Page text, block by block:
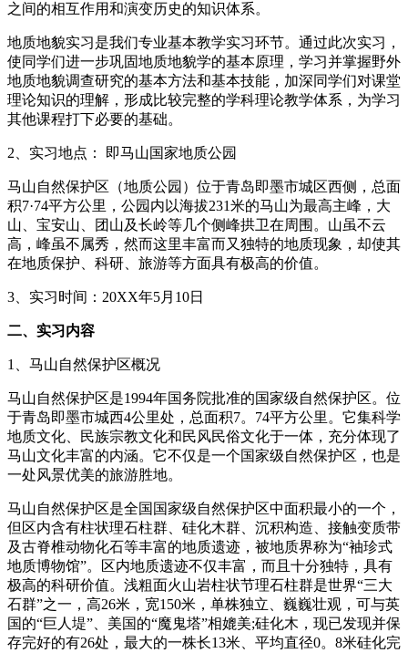
之间的相互作用和演变历史的知识体系。
地质地貌实习是我们专业基本教学实习环节。通过此次实习，
使同学们进一步巩固地质地貌学的基本原理，学习并掌握野外
地质地貌调查研究的基本方法和基本技能，加深同学们对课堂
理论知识的理解，形成比较完整的学科理论教学体系，为学习
其他课程打下必要的基础。
2、实习地点： 即马山国家地质公园
马山自然保护区（地质公园）位于青岛即墨市城区西侧，总面
积7·74平方公里，公园内以海拔231米的马山为最高主峰，大
山、宝安山、团山及长岭等几个侧峰拱卫在周围。山虽不云
高，峰虽不属秀，然而这里丰富而又独特的地质现象，却使其
在地质保护、科研、旅游等方面具有极高的价值。
3、实习时间：20XX年5月10日
二、实习内容
1、马山自然保护区概况
马山自然保护区是1994年国务院批准的国家级自然保护区。位
于青岛即墨市城西4公里处，总面积7。74平方公里。它集科学
地质文化、民族宗教文化和民风民俗文化于一体，充分体现了
马山文化丰富的内涵。它不仅是一个国家级自然保护区，也是
一处风景优美的旅游胜地。
马山自然保护区是全国国家级自然保护区中面积最小的一个，
但区内含有柱状理石柱群、硅化木群、沉积构造、接触变质带
及古脊椎动物化石等丰富的地质遗迹，被地质界称为“袖珍式
地质博物馆”。区内地质遗迹不仅丰富，而且十分独特，具有
极高的科研价值。浅粗面火山岩柱状节理石柱群是世界“三大
石群”之一，高26米，宽150米，单株独立、巍巍壮观，可与英
国的“巨人堤”、美国的“魔鬼塔”相媲美;硅化木，现已发现并保
存完好的有26处，最大的一株长13米、平均直径0。8米硅化完